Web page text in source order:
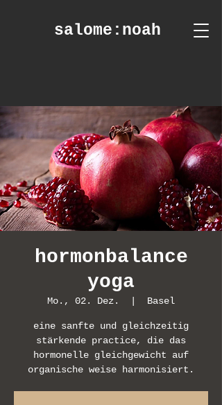
salome :noah
hormonbalance
yoga
Mo., 02. Dez. Basel
eine sanfte und gleichzeitig
stärkende practice, die das
hormonelle gleichgewicht auf
organische weise harmonisiert.